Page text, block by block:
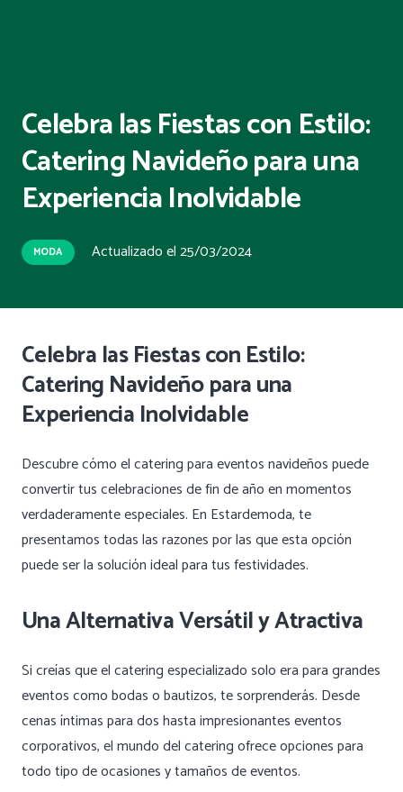
Celebra las Fiestas con Estilo:
Catering Navideño para una
Experiencia Inolvidable
MODA Actualizado el25/03/2024
Celebra las Fiestas con Estilo:
Catering Navideño para una
Experiencia Inolvidable
Descubre cómo el catering para eventos navideños puede
convertir tus celebraciones de fin de año en momentos
verdaderamente especiales. En Estardemoda, te
presentamos todas las razones por las que esta opción
puede ser la solución ideal para tus festividades.
Una Alternativa Versátil y Atractiva
Si creías que el catering especializado solo era para grandes
eventos como bodas o bautizos, te sorprenderás. Desde
cenas íntimas para dos hasta impresionantes eventos
corporativos, el mundo del catering ofrece opciones para
todo tipo de ocasiones y tamaños de eventos.